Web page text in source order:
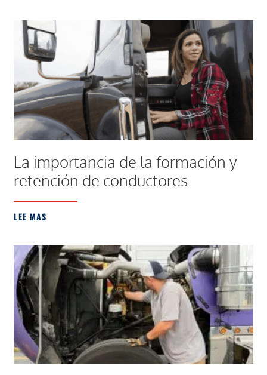
La importancia de la formación y
retención de conductores
LEE MAS